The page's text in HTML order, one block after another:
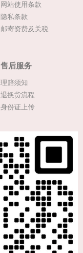
网站使用条款
隐私条款
邮寄资费及关税
售后服务
理赔须知
退换货流程
身份证上传